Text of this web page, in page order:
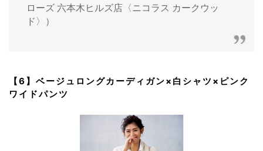
ローズ 六本木ヒルズ店〈ニコラス カークウッ
ド〉）
【6】ベージュロングカーディガン×白シャツ×ピンク
ワイドパンツ